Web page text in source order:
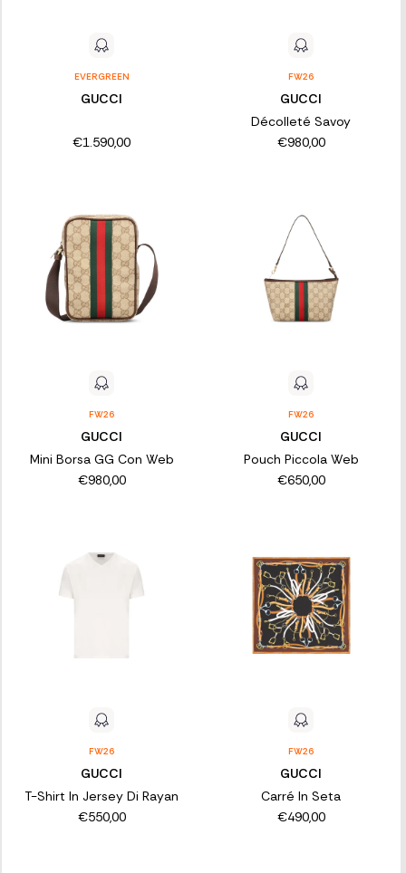
EVERGREEN
GUCCI
€1.590,00
FW26
GUCCI
Décolleté Savoy
€980,00
FW26
GUCCI
Mini Borsa GG Con Web
€980,00
FW26
GUCCI
Pouch Piccola Web
€650,00
FW26
GUCCI
T-Shirt In Jersey Di Rayan
€550,00
FW26
GUCCI
Carré In Seta
€490,00